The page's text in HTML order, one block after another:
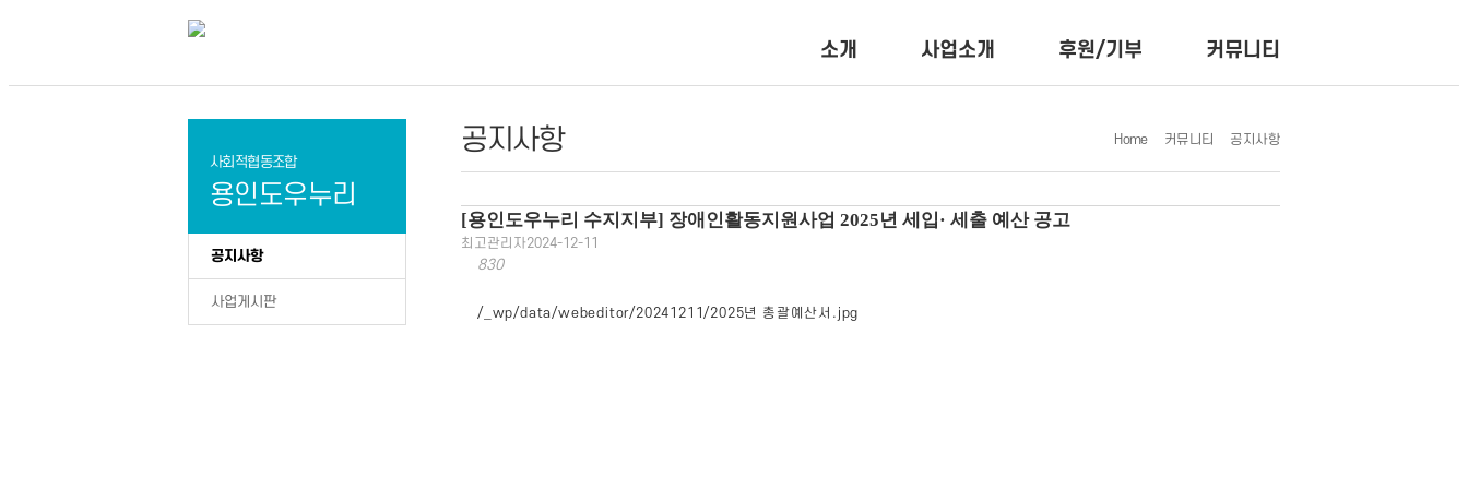
소개 사업소개 후원/기부 커뮤니티
사회적협동조합
용인도우누리
공지사항
사업게시판
공지사항 Home 커뮤니티 공지사항
[용인도우누리 수지지부] 장애인활동지원사업 2025년 세입· 세출 예산 공고
최고관리자2024-12-11
830
/_wp/data/webeditor/20241211/2025년 총괄예산서.jpg